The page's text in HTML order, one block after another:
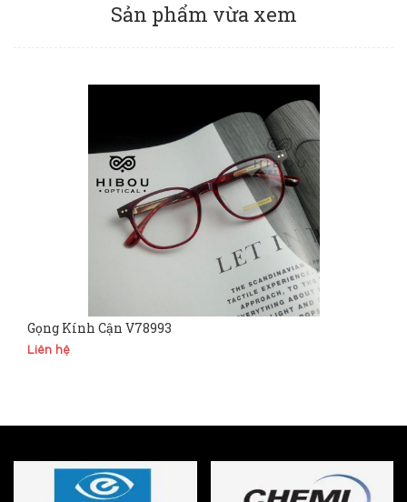
Sản phẩm vừa xem
Gọng Kính Cận V78993
Liên hệ